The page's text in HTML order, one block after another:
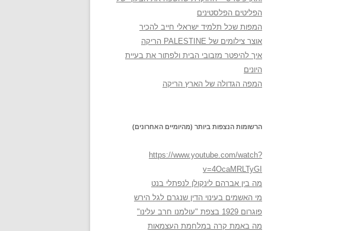
הפליטים הפלסטינים
המפות שכל תלמיד ישראלי חייב להכיר
אוצר צילומים של PALESTINE הריקה
איך להיפטר מזבובי הבית ולפתור את בעיית
היונים
המפה הגדולה של הארץ הריקה
הרשומות הנצפות ביותר (מהיומיים האחרונים)
https://www.youtube.com/watch?
v=4OcaMRLTyGI
מה בין אברהם לינקולן לנפתלי בנט
מי האשמים בעינוי הדין שנגרם לגל הירש
פוגרום 1929 בצפת "עולמנו חרב עלינו"
מה באמת קרה במלחמת העצמאות